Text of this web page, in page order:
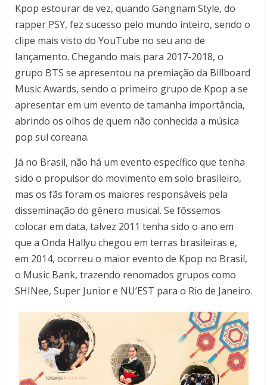
Kpop estourar de vez, quando Gangnam Style, do
rapper PSY, fez sucesso pelo mundo inteiro, sendo o
clipe mais visto do YouTube no seu ano de
lançamento. Chegando mais para 2017-2018, o
grupo BTS se apresentou na premiação da Billboard
Music Awards, sendo o primeiro grupo de Kpop a se
apresentar em um evento de tamanha importância,
abrindo os olhos de quem não conhecida a música
pop sul coreana.
Já no Brasil, não há um evento específico que tenha
sido o propulsor do movimento em solo brasileiro,
mas os fãs foram os maiores responsáveis pela
disseminação do gênero musical. Se fôssemos
colocar em data, talvez 2011 tenha sido o ano em
que a Onda Hallyu chegou em terras brasileiras e,
em 2014, ocorreu o maior evento de Kpop no Brasil,
o Music Bank, trazendo renomados grupos como
SHINee, Super Junior e NU’EST para o Rio de Janeiro.